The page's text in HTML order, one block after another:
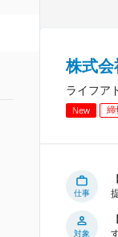
株式会
ライフア
New 締
仕事
対象